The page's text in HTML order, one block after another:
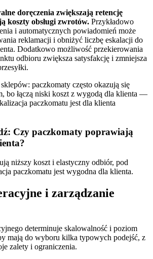
doręczenia zwiększają retencję
koszty obsługi zwrotów. Przykładowo
i automatycznych powiadomień może
reklamacji i obniżyć liczbę eskalacji do
Dodatkowo możliwość przekierowania
odbioru zwiększa satysfakcję i zmniejsza
paczkomaty często okazują się
bo łączą niski koszt z wygodą dla klienta —
paczkomatu jest dla klienta
Czy paczkomaty poprawiają
niższy koszt i elastyczny odbiór, pod
paczkomatu jest wygodna dla klienta.
i zarządzanie
determinuje skalowalność i poziom
mają do wyboru kilka typowych podejść, z
zalety i ograniczenia.